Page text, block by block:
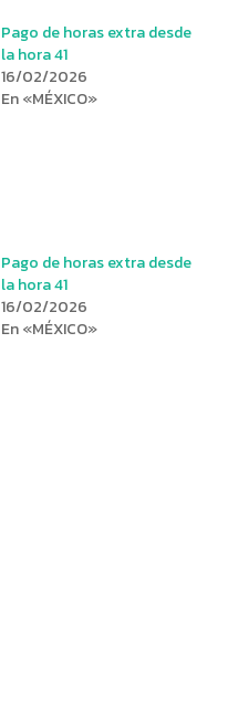
Pago de horas extra desde
la hora 41
16/02/2026
En «MÉXICO»
Pago de horas extra desde
la hora 41
16/02/2026
En «MÉXICO»